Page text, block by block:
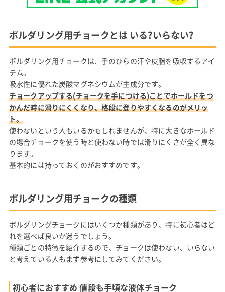
ボルダリング用チョークとは いる?いらない?
ボルダリング用チョークは、手のひらの汗や皮脂を吸収するアイ
テム。
吸水性に優れた炭酸マグネシウムが主成分です。
チョークアップする(チョークを手につける)ことでホールドをつ
かんだ時に滑りにくくなり、格段に登りやすくなるのがメリッ
ト。
使わないという人もいるかもしれませんが、特に大きなホールド
の場合チョークを使う時と使わない時では滑りにくさが全く異な
ります。
基本的には持っておくのがおすすめです。
ボルダリング用チョークの種類
ボルダリングチョークにはいくつか種類があり、特に初心者はど
れを選べば良いか迷うでしょう。
種類ごとの特徴を紹介するので、チョークは使わない、いらない
と考えている人もまず参考にしてみてください。
初心者におすすめ 値段も手頃な液体チョーク